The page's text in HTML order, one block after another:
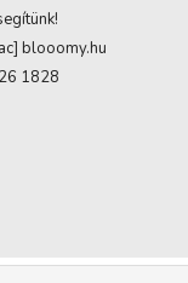
] blooomy.hu
1828